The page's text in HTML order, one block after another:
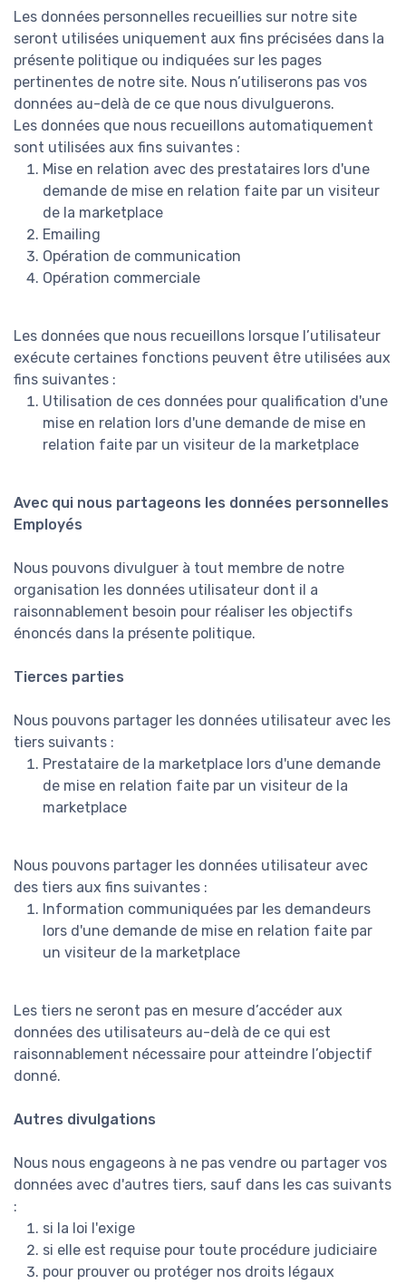
Les données personnelles recueillies sur notre site
seront utilisées uniquement aux fins précisées dans la
présente politique ou indiquées sur les pages
pertinentes de notre site. Nous n’utiliserons pas vos
données au-delà de ce que nous divulguerons.
Les données que nous recueillons automatiquement
sont utilisées aux fins suivantes :
Mise en relation avec des prestataires lors d'une
demande de mise en relation faite par un visiteur
de la marketplace
Emailing
Opération de communication
Opération commerciale
Les données que nous recueillons lorsque l’utilisateur
exécute certaines fonctions peuvent être utilisées aux
fins suivantes :
Utilisation de ces données pour qualification d'une
mise en relation lors d'une demande de mise en
relation faite par un visiteur de la marketplace
Avec qui nous partageons les données personnelles
Employés
Nous pouvons divulguer à tout membre de notre
organisation les données utilisateur dont il a
raisonnablement besoin pour réaliser les objectifs
énoncés dans la présente politique.
Tierces parties
Nous pouvons partager les données utilisateur avec les
tiers suivants :
Prestataire de la marketplace lors d'une demande
de mise en relation faite par un visiteur de la
marketplace
Nous pouvons partager les données utilisateur avec
des tiers aux fins suivantes :
Information communiquées par les demandeurs
lors d'une demande de mise en relation faite par
un visiteur de la marketplace
Les tiers ne seront pas en mesure d’accéder aux
données des utilisateurs au-delà de ce qui est
raisonnablement nécessaire pour atteindre l’objectif
donné.
Autres divulgations
Nous nous engageons à ne pas vendre ou partager vos
données avec d'autres tiers, sauf dans les cas suivants
:
si la loi l'exige
si elle est requise pour toute procédure judiciaire
pour prouver ou protéger nos droits légaux